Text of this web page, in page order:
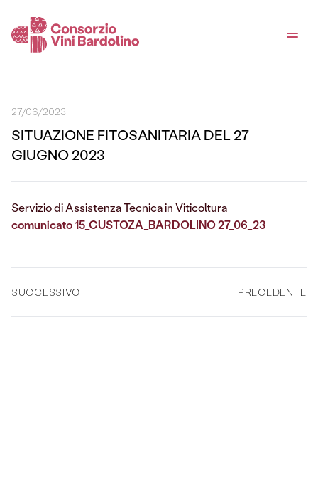
27/06/2023
SITUAZIONE FITOSANITARIA DEL 27
GIUGNO 2023
Servizio di Assistenza Tecnica in Viticoltura
comunicato 15_CUSTOZA_BARDOLINO 27_06_23
SUCCESSIVO PRECEDENTE